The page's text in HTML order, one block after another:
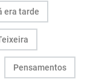
era tarde
Pensamentos